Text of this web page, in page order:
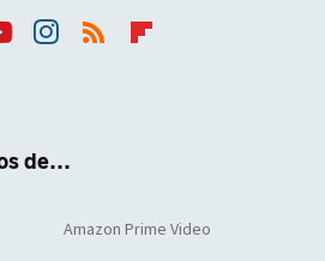
de...
Amazon Prime Video